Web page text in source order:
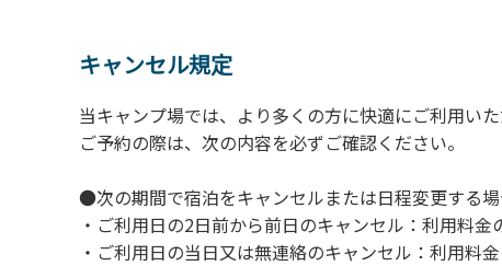
４.午後10時以降の花火の使用は禁止です。
５.周囲に迷惑となるような行為（大音量の音
６.芝生や地面での直火による焚き火、BBQ、
７.バンガローに設置しているバーベキューコ
８.バンガローの芝生にはテントは張らないでく
９.各自で出されましたゴミは全てお持ち帰り
10.施設内および駐車場などで起きた金品等の
11.施設の利用については管理人の指示に従っ
キャンセル規定
当キャンプ場では、より多くの方に快適にご利用い
ご予約の際は、次の内容を必ずご確認ください。
●次の期間で宿泊をキャンセルまたは日程変更する場
・ご利用日の2日前から前日のキャンセル：利用料金
・ご利用日の当日又は無連絡のキャンセル：利用料